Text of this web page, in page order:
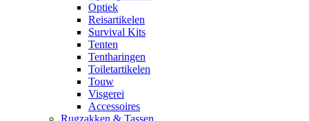
Optiek
Reisartikelen
Survival Kits
Tenten
Tentharingen
Toiletartikelen
Touw
Visgerei
Accessoires
Rugzakken & Tassen